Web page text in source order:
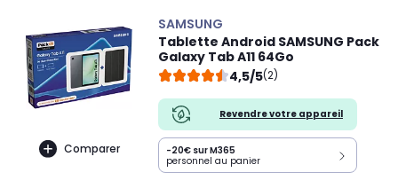
Comparer
SAMSUNG
Tablette Android SAMSUNG Pack
Galaxy Tab A11 64Go
4,5/5(2)
Revendre votre appareil
-20€ sur M365
personnel au panier